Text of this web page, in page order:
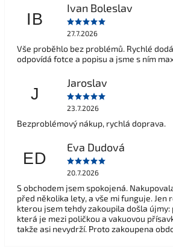
IB
Ivan Boleslav
27.7.2026
Vše proběhlo bez problémů. Rychlé
odpovídá fotce a popisu a jsme s ním
J
Jaroslav
23.7.2026
Bezproblémový nákup, rychlá doprava.
ED
Eva Dudová
20.7.2026
S obchodem jsem spokojená.
před několika lety, a vše mi funguje. Jen
kterou jsem tehdy zakoupila došla újmy:
která je mezi poličkou a vakuovou
takže asi nevydrží. Proto zakoupena